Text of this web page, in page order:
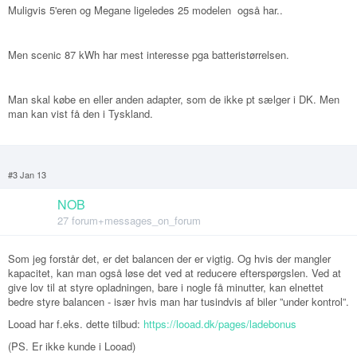
Muligvis 5'eren og Megane ligeledes 25 modelen også har..
Men scenic 87 kWh har mest interesse pga batteristørrelsen.
Man skal købe en eller anden adapter, som de ikke pt sælger i DK. Men
man kan vist få den i Tyskland.
#3 Jan 13
NOB
27 forum+messages_on_forum
Som jeg forstår det, er det balancen der er vigtig. Og hvis der mangler
kapacitet, kan man også løse det ved at reducere efterspørgslen. Ved at
give lov til at styre opladningen, bare i nogle få minutter, kan elnettet
bedre styre balancen - især hvis man har tusindvis af biler ”under kontrol”.
Looad har f.eks. dette tilbud: https://looad.dk/pages/ladebonus
(PS. Er ikke kunde i Looad)